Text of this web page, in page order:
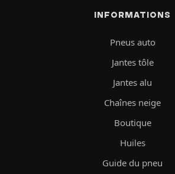
INFORMATIONS
Pneus auto
Jantes tôle
Jantes alu
Chaînes neige
Boutique
Huiles
Guide du pneu